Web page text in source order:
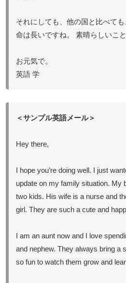
それにしても、他の国と比べて
命は長いですね。 素晴らしいこと
お元気で。
英語 学
＜サンプル英語メール＞
Hey there,
I hope you’re doing well. I just
update on my family situation. My
two kids. His wife is a nurse and
girl. They are such a cute and
I am an aunt now and I love
and nephew. They always bring a
so fun to watch them grow and